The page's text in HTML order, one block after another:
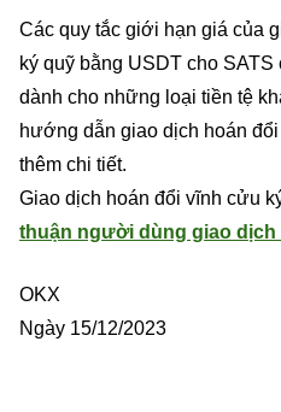
Các quy tắc giới hạn giá của
ký quỹ bằng USDT cho
dành cho những loại tiền tệ
hướng dẫn giao dịch hoán
thêm chi tiết.
Giao dịch hoán đổi vĩnh cửu
thuận người dùng giao
OKX
Ngày 15/12/2023